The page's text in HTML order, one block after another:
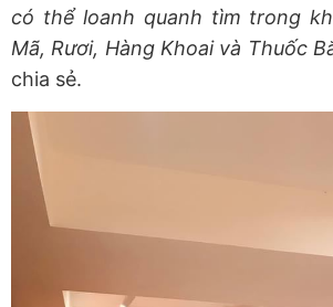
có thể loanh quanh tìm trong
Mã, Rươi, Hàng Khoai và Thuốc
chia sẻ.